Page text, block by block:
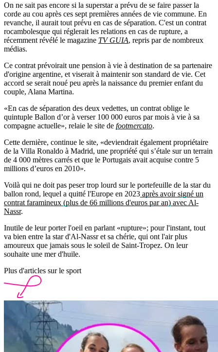
On ne sait pas encore si la superstar a prévu de se faire passer la
corde au cou après ces sept premières années de vie commune. En
revanche, il aurait tout prévu en cas de séparation. C'est un contrat
rocambolesque qui réglerait les relations en cas de rupture, a
récemment révélé le magazine TV GUIA, repris par de nombreux
médias.
Ce contrat prévoirait une pension à vie à destination de sa partenaire
d'origine argentine, et viserait à maintenir son standard de vie. Cet
accord se serait noué peu après la naissance du premier enfant du
couple, Alana Martina.
«En cas de séparation des deux vedettes, un contrat oblige le
quintuple Ballon d’or à verser 100 000 euros par mois à vie à sa
compagne actuelle», relaie le site de footmercato.
Cette dernière, continue le site, «deviendrait également propriétaire
de la Villa Ronaldo à Madrid, une propriété qui s’étale sur un terrain
de 4 000 mètres carrés et que le Portugais avait acquise contre 5
millions d’euros en 2010».
Voilà qui ne doit pas peser trop lourd sur le portefeuille de la star du
ballon rond, lequel a quitté l'Europe en 2023 après avoir signé un
contrat faramineux (plus de 66 millions d'euros par an) avec Al-
Nassr.
Inutile de leur porter l'oeil en parlant «rupture»; pour l'instant, tout
va bien entre la star d'Al-Nassr et sa chérie, qui ont l'air plus
amoureux que jamais sous le soleil de Saint-Tropez. On leur
souhaite une mer d'huile.
Plus d'articles sur le sport